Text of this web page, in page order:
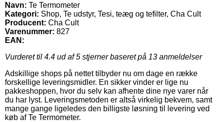
Navn: Te Termometer
Kategori: Shop, Te udstyr, Tesi, teæg og tefilter, Cha Cult
Producent: Cha Cult
Varenummer: 827
EAN:
Vurderet til 4.4 ud af 5 stjerner baseret på 13 anmeldelser
Adskillige shops på nettet tilbyder nu om dage en række
forskellige leveringsmidler. En sikker vinder er lige nu
pakkeshoppen, hvor du selv kan afhente dine nye varer når
du har lyst. Leveringsmetoden er altså virkelig bekvem, samt
mange gange ligeledes den billigste løsning til levering ved
køb af Te Termometer.